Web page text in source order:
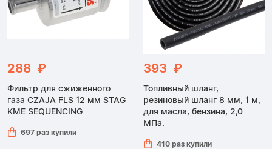
288 ₽
Фильтр для сжиженного
газа CZAJA FLS 12 мм STAG
KME SEQUENCING
697 раз купили
393 ₽
Топливный шланг,
резиновый шланг 8 мм, 1 м,
для масла, бензина, 2,0
МПа.
410 раз купили